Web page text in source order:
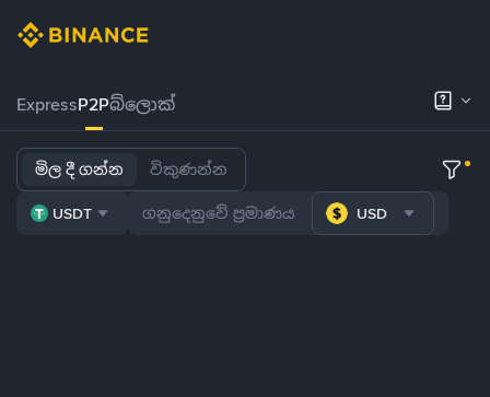
ExpressP2Pබ්ලොක්
මිල දී ගන්න විකුණන්න
USDT USD